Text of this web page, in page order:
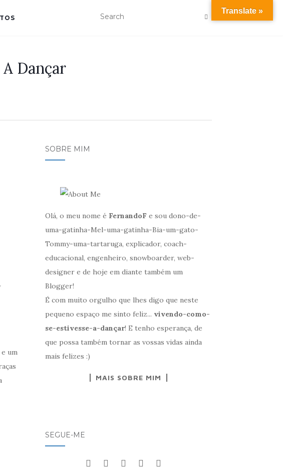
Dançar
um
SOBRE MIM
Olá, o meu nome é FernandoF e sou dono-de-
uma-gatinha-Mel-uma-gatinha-Bia-um-gato-
Tommy-uma-tartaruga, explicador, coach-
educacional, engenheiro, snowboarder, web-
designer e de hoje em diante também um
Blogger!
É com muito orgulho que lhes digo que neste
pequeno espaço me sinto feliz... vivendo-como-
se-estivesse-a-dançar! E tenho esperança, de
que possa também tornar as vossas vidas ainda
mais felizes :)
MAIS SOBRE MIM
SEGUE-ME
Translate »